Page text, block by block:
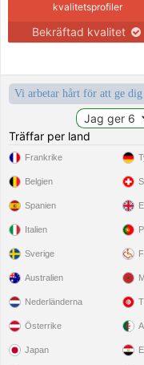
kvalitetsprofiler
Bekräftad kvalitet
Vi arbetar hårt för att ge dig
Träffar per land
Frankrike
Belgien
Spanien
Italien
Sverige
Australien
Nederländerna
Österrike
Japan